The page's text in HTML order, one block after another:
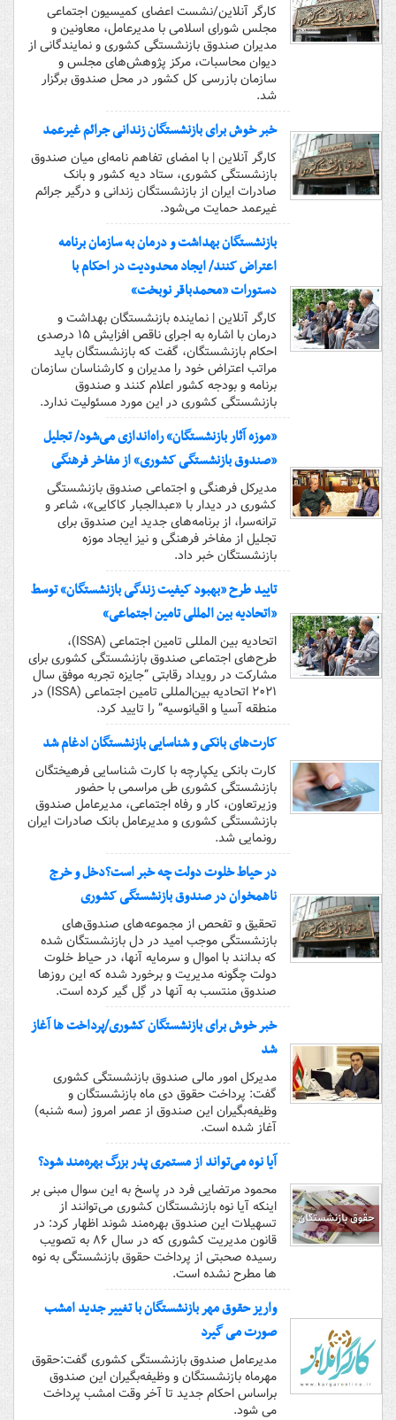
کارگر آنلاین/نشست اعضای کمیسیون اجتماعی
مجلس شورای اسلامی با مدیرعامل، معاونین و
مدیران صندوق بازنشستگی کشوری و نمایندگانی از
دیوان محاسبات، مرکز پژوهش‌های مجلس و
سازمان بازرسی کل کشور در محل صندوق برگزار
شد.
خبر خوش برای بازنشستگان زندانی جرائم غیرعمد
کارگر آنلاین | با امضای تفاهم نامه‌ای میان صندوق
بازنشستگی کشوری، ستاد دیه کشور و بانک
صادرات ایران از بازنشستگان زندانی و درگیر جرائم
غیرعمد حمایت می‌شود.
بازنشستگان بهداشت و درمان به سازمان برنامه
اعتراض کنند/ ایجاد محدودیت در احکام با
دستورات «محمدباقر نوبخت»
کارگر آنلاین | نماینده بازنشستگان بهداشت و
درمان با اشاره به اجرای ناقص افزایش ۱۵ درصدی
احکام بازنشستگان، گفت که بازنشستگان باید
مراتب اعتراض خود را مدیران و کارشناسان سازمان
برنامه و بودجه کشور اعلام کنند و صندوق
بازنشستگی کشوری در این مورد مسئولیت ندارد.
«موزه آثار بازنشستگان» راه‌اندازی می‌شود/ تجلیل
«صندوق بازنشستگی کشوری» از مفاخر فرهنگی
مدیرکل فرهنگی و اجتماعی صندوق بازنشستگی
کشوری در دیدار با «عبدالجبار کاکایی»، شاعر و
ترانه‌سرا، از برنامه‌های جدید این صندوق برای
تجلیل از مفاخر فرهنگی و نیز ایجاد موزه
بازنشستگان خبر داد.
تایید طرح «بهبود کیفیت زندگی بازنشستگان» توسط
«اتحادیه بین المللی تامین اجتماعی»
اتحادیه بین المللی تامین اجتماعی (ISSA)،
طرح‌های اجتماعی صندوق بازنشستگی کشوری برای
مشارکت در رویداد رقابتی “جایزه تجربه موفق سال
۲۰۲۱ اتحادیه بین‌المللی تامین اجتماعی (ISSA) در
منطقه آسیا و اقیانوسیه” را تایید کرد.
کارت‌های بانکی و شناسایی بازنشستگان ادغام شد
کارت بانکی یکپارچه با کارت شناسایی فرهیختگان
بازنشستگی کشوری طی مراسمی با حضور
وزیرتعاون، کار و رفاه اجتماعی، مدیرعامل صندوق
بازنشستگی کشوری و مدیرعامل بانک صادرات ایران
رونمایی شد.
در حیاط خلوت دولت چه خبر است؟دخل و خرج
ناهمخوان در صندوق بازنشستگی کشوری
تحقیق و تفحص از مجموعه‌های صندوق‌های
بازنشستگی موجب امید در دل بازنشستگان شده
که بدانند با اموال و سرمایه آنها، در حیاط خلوت
دولت چگونه مدیریت و برخورد شده که این روزها
صندوق منتسب به آنها در گِل گیر کرده است.
خبر خوش برای بازنشستگان کشوری/پرداخت ها آغاز
شد
مدیرکل امور مالی صندوق بازنشستگی کشوری
گفت: پرداخت حقوق دی ماه بازنشستگان و
وظیفه‌بگیران این صندوق از عصر امروز (سه شنبه)
آغاز شده است.
آیا نوه می‌تواند از مستمری پدر بزرگ بهره‌مند شود؟
محمود مرتضایی فرد در پاسخ به این سوال مبنی بر
اینکه آیا نوه بازنشستگان کشوری می‌توانند از
تسهیلات این صندوق بهره‌مند شوند اظهار کرد: در
قانون مدیریت کشوری که در سال ۸۶ به تصویب
رسیده صحبتی از پرداخت حقوق بازنشستگی به نوه
ها مطرح نشده است.
واریز حقوق مهر بازنشستگان با تغییر جدید امشب
صورت می گیرد
مدیرعامل صندوق بازنشستگی کشوری گفت:حقوق
مهرماه بازنشستگان و وظیفه‌بگیران این صندوق
براساس احکام جدید تا آخر وقت امشب پرداخت
می شود.